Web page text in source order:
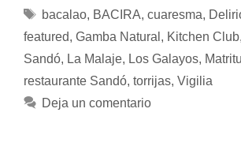
bacalao, BACIRA, cuaresma,
featured, Gamba Natural , Kitchen Club,
Sandó, La Malaje, Los Galayos,
restaurante Sandó, torrijas, Vigilia
Deja un comentario